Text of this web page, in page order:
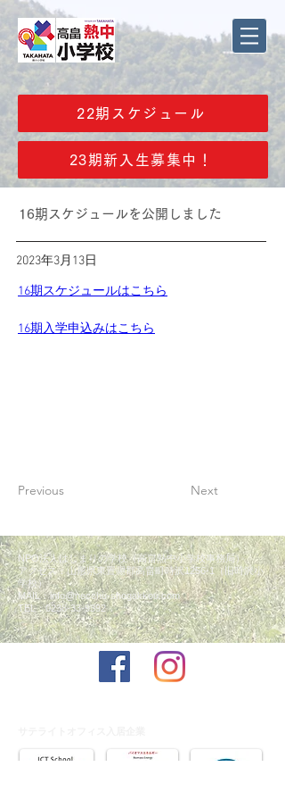
22期スケジュール
23期新入生募集中！
16期スケジュールを公開しました
2023年3月13日
16期スケジュールはこちら
16期入学申込みはこちら
Previous Next
NPO法人はじまりの学校（高畠熱中小学校事務局）
​アクセス：山形県東置賜郡高畠町時沢1256-1（旧時沢小
学校）
MAIL：info@necchu-shogakkou.com
TEL：0238-33-9392